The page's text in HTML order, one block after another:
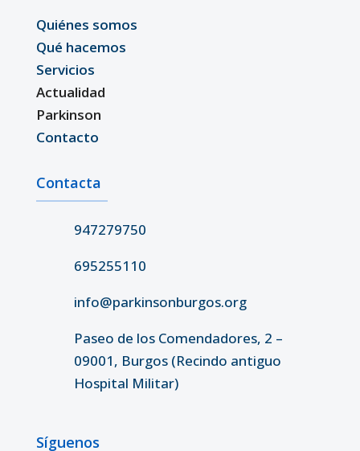
Quiénes somos
Qué hacemos
Servicios
Actualidad
Parkinson
Contacto
Contacta
947279750
695255110
info@parkinsonburgos.org
Paseo de los Comendadores, 2 –
09001, Burgos (Recindo antiguo
Hospital Militar)
Síguenos